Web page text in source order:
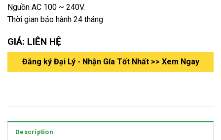
Nguồn AC 100 ~ 240V.
Thời gian bảo hành 24 tháng
GIÁ: LIÊN HỆ
Đăng ký Đại Lý - Nhận Gía Tốt Nhất >> Xem Ngay
Description